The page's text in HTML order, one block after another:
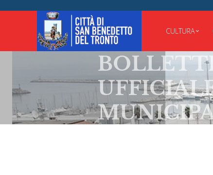
CULTURA
BOLLETTINO
UFFICIALE
MUNICIPALE